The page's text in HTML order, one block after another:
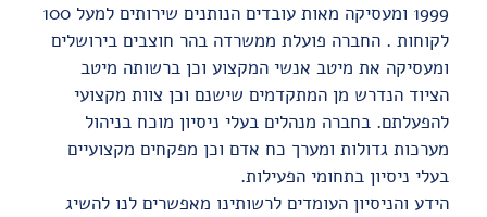
1999 ומעסיקה מאות עובדים הנותנים שירותים למעל 100
לקוחות . החברה פועלת ממשרדה בהר חוצבים בירושלים
ומעסיקה את מיטב אנשי המקצוע וכן ברשותה מיטב
הציוד הנדרש מן המתקדמים שישנם וכן צוות מקצועי
להפעלתם. בחברה מנהלים בעלי ניסיון מוכח בניהול
מערכות גדולות ומערך כח אדם וכן מפקחים מקצועיים
בעלי ניסיון בתחומי הפעילות.
הידע והניסיון העומדים לרשותינו מאפשרים לנו להשיג